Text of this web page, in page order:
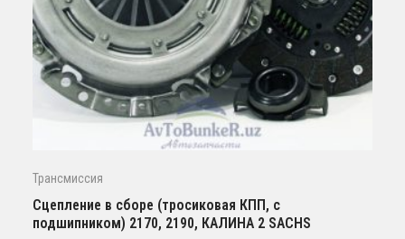
Трансмиссия
Сцепление в сборе (тросиковая КПП, с
подшипником) 2170, 2190, КАЛИНА 2 SACHS